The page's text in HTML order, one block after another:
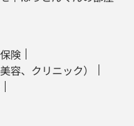
する基本方針
ントへの対応に関する方針